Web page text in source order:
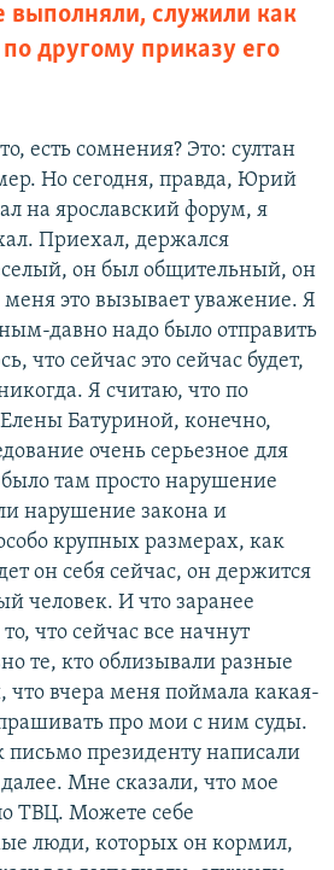
выполняли, служили как
другому приказу его
есть сомнения? Это: султан
Но сегодня, правда, Юрий
на ярославский форум, я
Приехал, держался
он был общительный, он
это вызывает уважение. Я
давно надо было отправить
что сейчас это сейчас будет,
Я считаю, что по
Батуриной, конечно,
очень серьезное для
там просто нарушение
нарушение закона и
крупных размерах, как
он себя сейчас, он держится
человек. И что заранее
что сейчас все начнут
те, кто облизывали разные
что вчера меня поймала какая-
про мои с ним суды.
письмо президенту написали
Мне сказали, что мое
ТВЦ. Можете себе
люди, которых он кормил,